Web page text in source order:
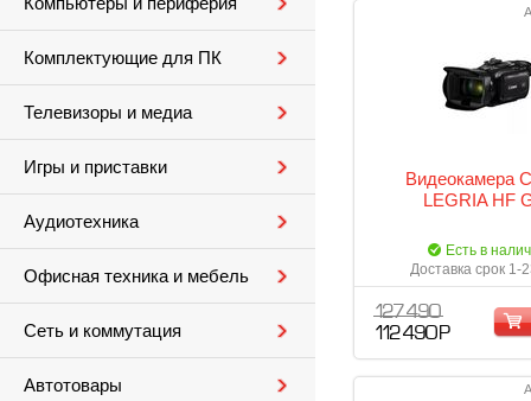
Комплектующие для ПК
Телевизоры и медиа
Игры и приставки
Аудиотехника
Офисная техника и мебель
Сеть и коммутация
Автотовары
Видеокамера
LEGRIA HF
Есть в
Доставка срок 1-
127 490
112 490 Р